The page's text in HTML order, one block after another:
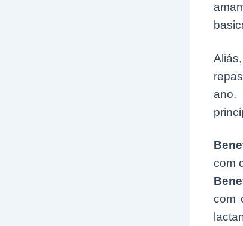
ano.
com
com